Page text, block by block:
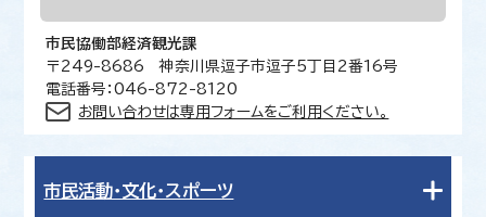
市民協働部経済観光課
〒249-8686 神奈川県逗子市逗子5丁目2番16号
電話番号：046-872-8120
お問い合わせは専用フォームをご利用ください。
市民活動・文化・スポーツ